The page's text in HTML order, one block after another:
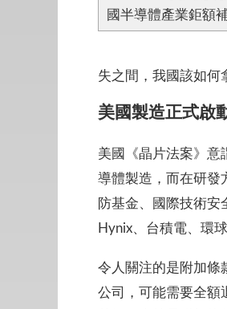
國半導體產業鉅額
失之間，我國該如何
美國製造正式啟
美國《晶片法案》意
導體製造，而在研發
防基金、國際技術安
Hynix、台積電、環球
令人關注的是附加條
公司，可能需要全額